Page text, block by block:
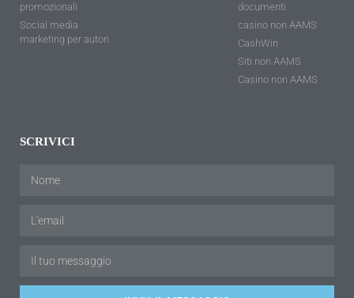
promozionali
Social media
marketing per autori
documenti
casino non AAMS
CashWin
Siti non AAMS
Casino non AAMS
SCRIVICI